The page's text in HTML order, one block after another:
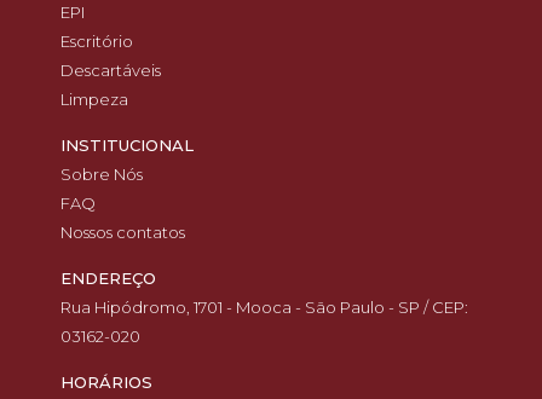
EPI
Escritório
Descartáveis
Limpeza
INSTITUCIONAL
Sobre Nós
FAQ
Nossos contatos
ENDEREÇO
Rua Hipódromo, 1701 - Mooca - São Paulo - SP / CEP:
03162-020
HORÁRIOS